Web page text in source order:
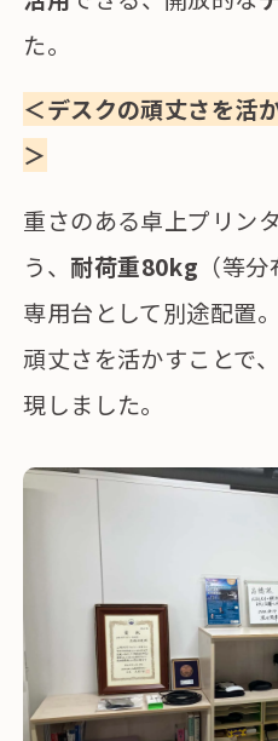
た。
＜デスクの頑丈さを活
＞
重さのある卓上プリン
う、 耐荷重80kg （等
専用台として別途配置
頑丈さを活かすことで
現しました。